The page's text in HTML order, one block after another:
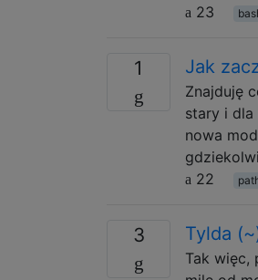
23
1 Jak
Znajduję
stary i dla
nowa
22
3 Tylda
Tak więc,